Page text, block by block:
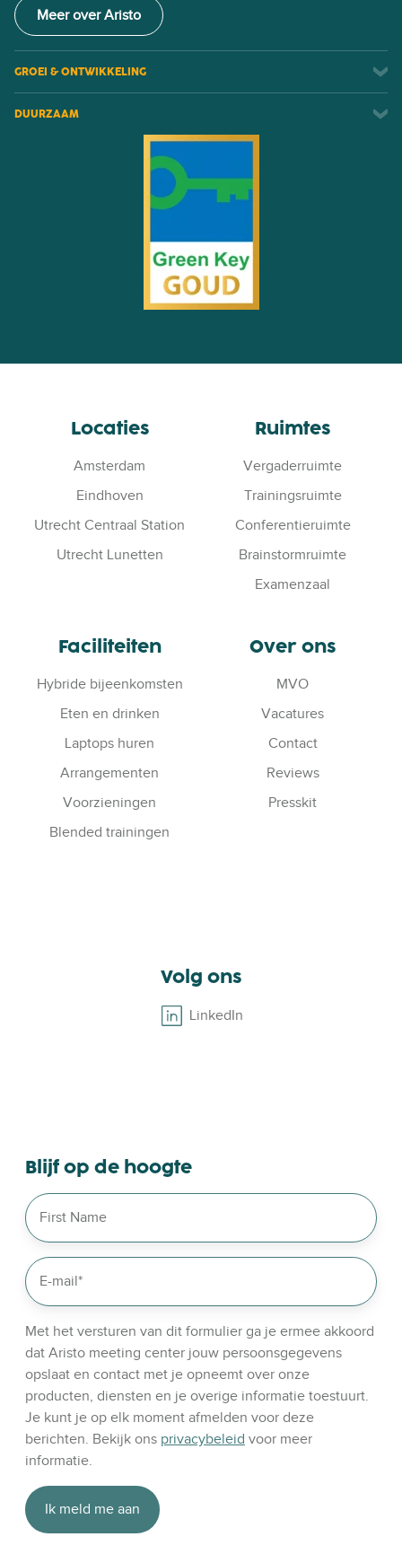
Meer over Aristo
GROEI & ONTWIKKELING
DUURZAAM
Locaties
Amsterdam
Eindhoven
Utrecht Centraal Station
Utrecht Lunetten
Ruimtes
Vergaderruimte
Trainingsruimte
Conferentieruimte
Brainstormruimte
Examenzaal
Faciliteiten
Hybride bijeenkomsten
Eten en drinken
Laptops huren
Arrangementen
Voorzieningen
Blended trainingen
Over ons
MVO
Vacatures
Contact
Reviews
Presskit
Volg ons
LinkedIn
r
i
n
e
d
i
n
Blijf op de hoogte
Met het versturen van dit formulier ga je ermee akkoord
dat Aristo meeting center jouw persoonsgegevens
opslaat en contact met je opneemt over onze
producten, diensten en je overige informatie toestuurt.
Je kunt je op elk moment afmelden voor deze
berichten. Bekijk ons privacybeleid voor meer
informatie.